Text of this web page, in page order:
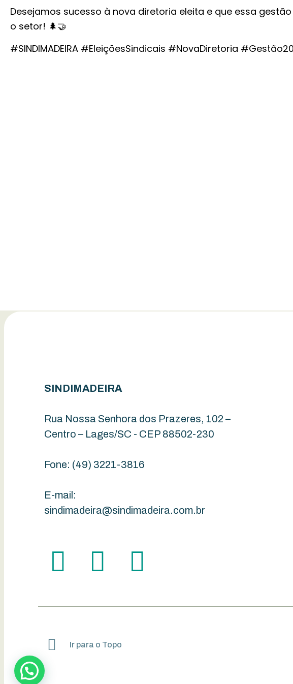
Desejamos sucesso à nova diretoria eleita e que essa
o setor! 🌲🤝
#SINDIMADEIRA #EleiçõesSindicais #NovaDiretoria
SINDIMADEIRA
Rua Nossa Senhora dos Prazeres, 102 –
Centro – Lages/SC - CEP 88502-230
Fone: (49) 3221-3816
E-mail:
sindimadeira@sindimadeira.com.br
Ir para o Topo